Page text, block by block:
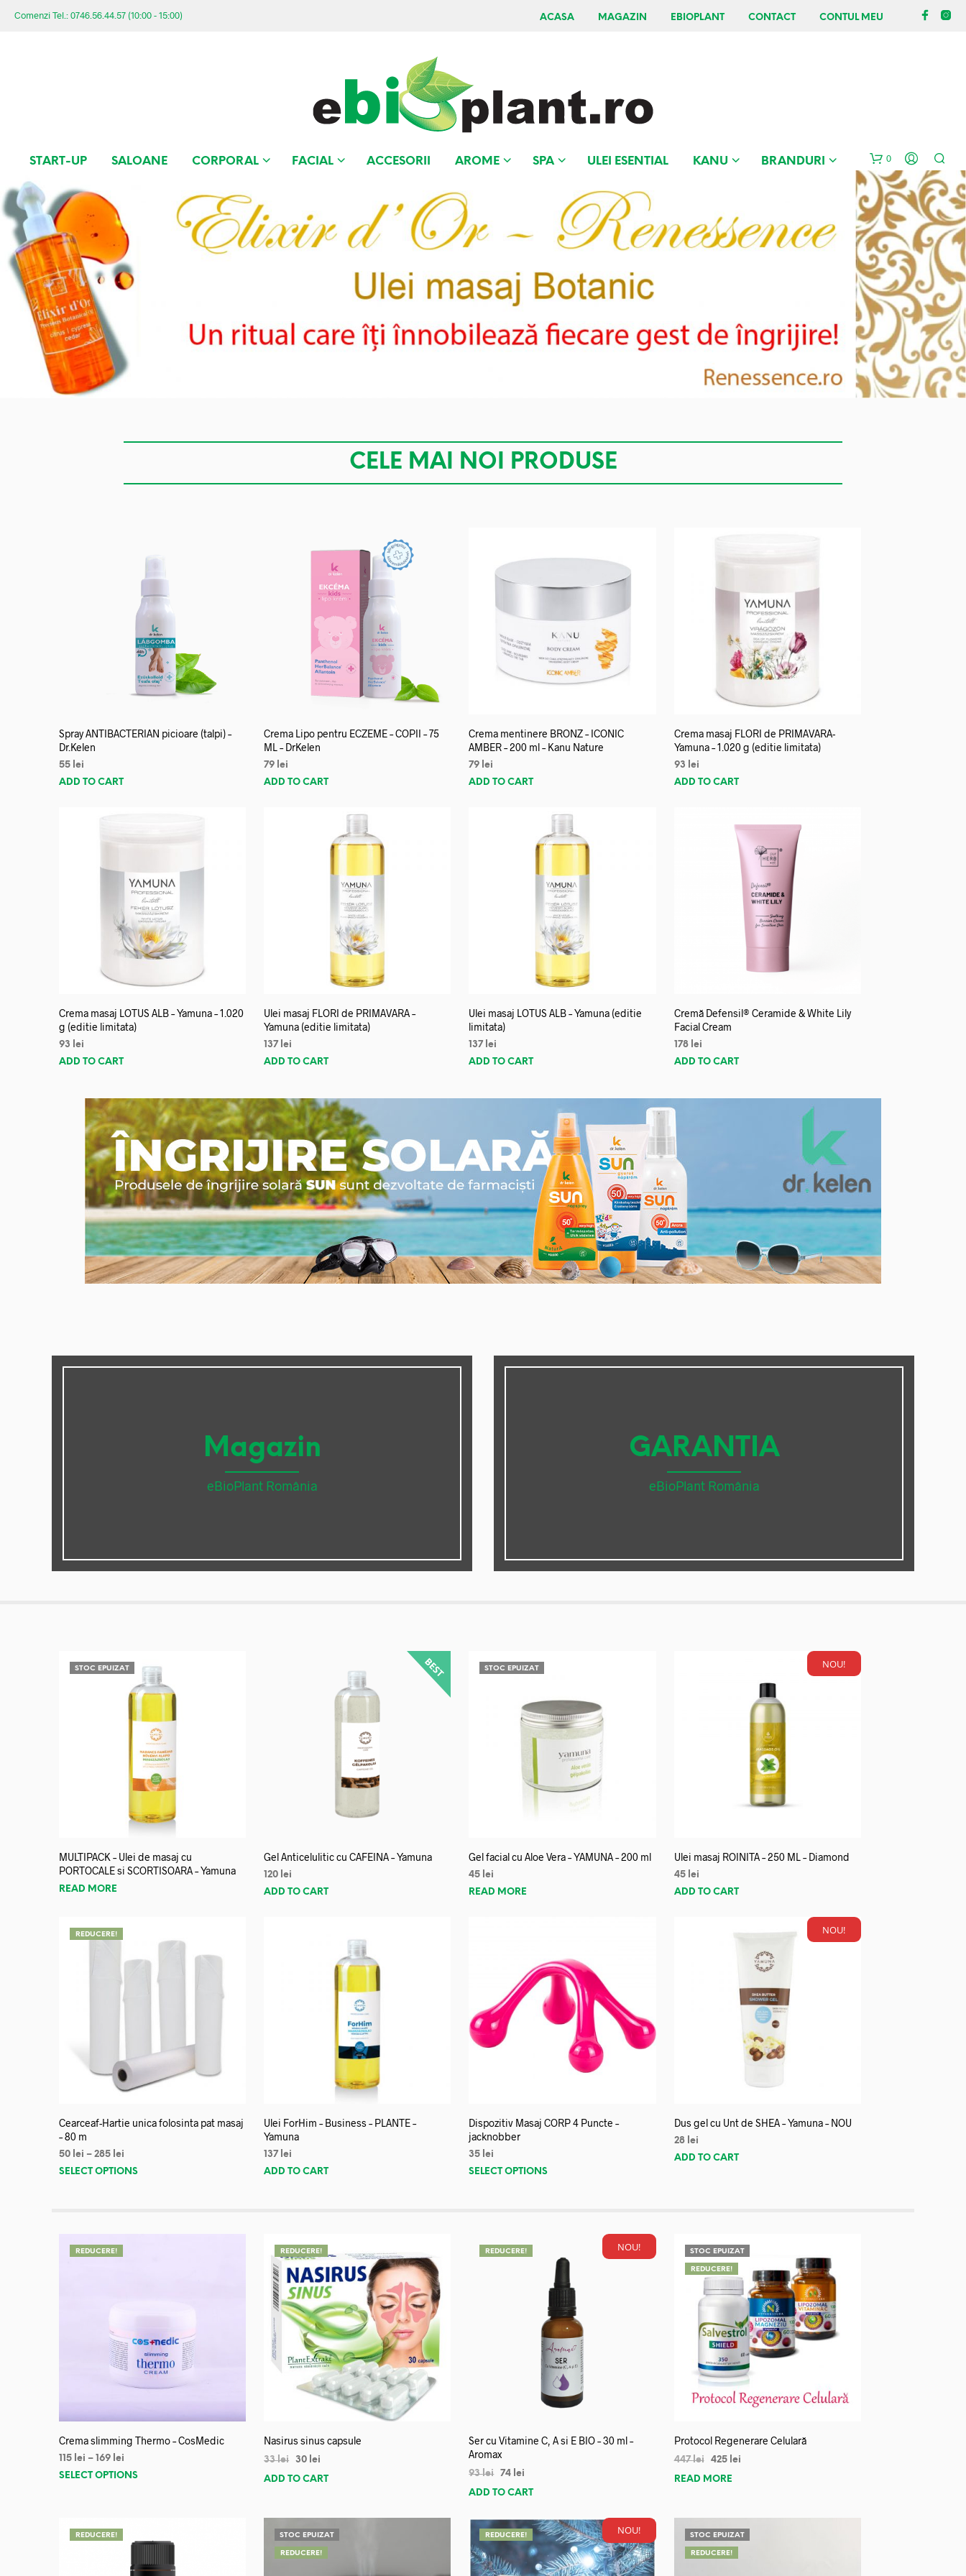
Comenzi Tel.: 0746.56.44.57 (10:00 - 15:00) ACASA MAGAZIN EBIOPLANT CONTACT CONTUL MEU
START-UP SALOANE CORPORAL FACIAL ACCESORII AROME SPA ULEI ESENTIAL KANU BRANDURI 0
CELE MAI NOI PRODUSE
Spray ANTIBACTERIAN picioare (talpi) –
Dr.Kelen
55 lei
ADD TO CART
Crema Lipo pentru ECZEME – COPII – 75
ML – DrKelen
79 lei
ADD TO CART
Crema mentinere BRONZ – ICONIC
AMBER – 200 ml – Kanu Nature
79 lei
ADD TO CART
Crema masaj FLORI de PRIMAVARA-
Yamuna – 1.020 g (editie limitata)
93
lei
ADD TO CART
Crema masaj LOTUS ALB – Yamuna – 1.020
g (editie limitata)
93
lei
ADD TO CART
Ulei masaj FLORI de PRIMAVARA –
Yamuna (editie limitata)
137 lei
ADD TO CART
Ulei masaj LOTUS ALB – Yamuna (editie
limitata)
137 lei
ADD TO CART
Cremă Defensil® Ceramide & White Lily
Facial Cream
178 lei
ADD TO CART
Magazin
eBioPlant România
GARANTIA
eBioPlant România
STOC EPUIZAT
MULTIPACK – Ulei de masaj cu
PORTOCALE si SCORTISOARA – Yamuna
READ MORE
Gel Anticelulitic cu CAFEINA – Yamuna
120 lei
ADD TO CART
STOC EPUIZAT
Gel facial cu Aloe Vera – YAMUNA – 200 ml
45 lei
READ MORE
NOU!
Ulei masaj ROINITA – 250 ML – Diamond
45 lei
ADD TO CART
REDUCERE!
Cearceaf-Hartie unica folosinta pat masaj
– 80 m
50 lei – 285 lei
SELECT OPTIONS
Ulei ForHim – Business – PLANTE –
Yamuna
137 lei
ADD TO CART
Dispozitiv Masaj CORP 4 Puncte –
jacknobber
35 lei
SELECT OPTIONS
NOU!
Dus gel cu Unt de SHEA – Yamuna – NOU
28 lei
ADD TO CART
REDUCERE!
Crema slimming Thermo – CosMedic
115 lei – 169 lei
SELECT OPTIONS
REDUCERE!
Nasirus sinus capsule
33lei 30 lei
ADD TO CART
NOU!
REDUCERE!
Ser cu Vitamine C, A si E BIO – 30 ml –
Aromax
93lei 74 lei
ADD TO CART
STOC EPUIZAT
REDUCERE!
Protocol Regenerare Celulară
447lei 425 lei
READ MORE
REDUCERE! STOC EPUIZAT
REDUCERE!
NOU!
REDUCERE! STOC EPUIZAT
REDUCERE!